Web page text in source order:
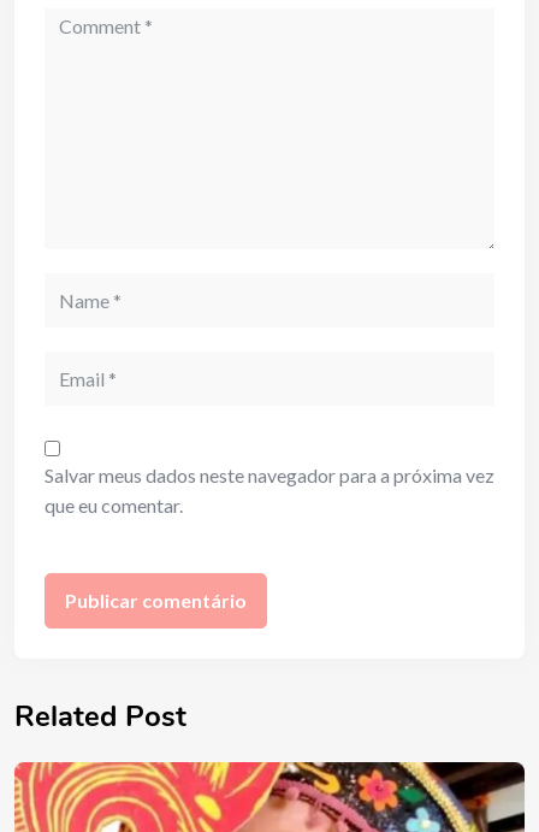
Comment
Salvar meus dados neste navegador para a próxima vez
que eu comentar.
Related Post